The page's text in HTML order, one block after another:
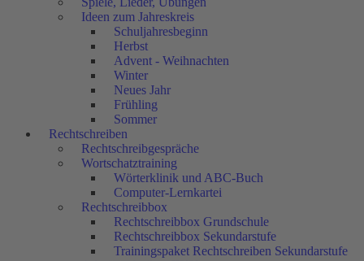
Ideen zum Jahreskreis
Schuljahresbeginn
Herbst
Advent - Weihnachten
Winter
Neues Jahr
Frühling
Sommer
Rechtschreiben
Rechtschreibgespräche
Wortschatztraining
Wörterklinik und ABC-Buch
Computer-Lernkartei
Rechtschreibbox
Rechtschreibbox Grundschule
Rechtschreibbox Sekundarstufe
Trainingspaket Rechtschreiben Sekundarstufe